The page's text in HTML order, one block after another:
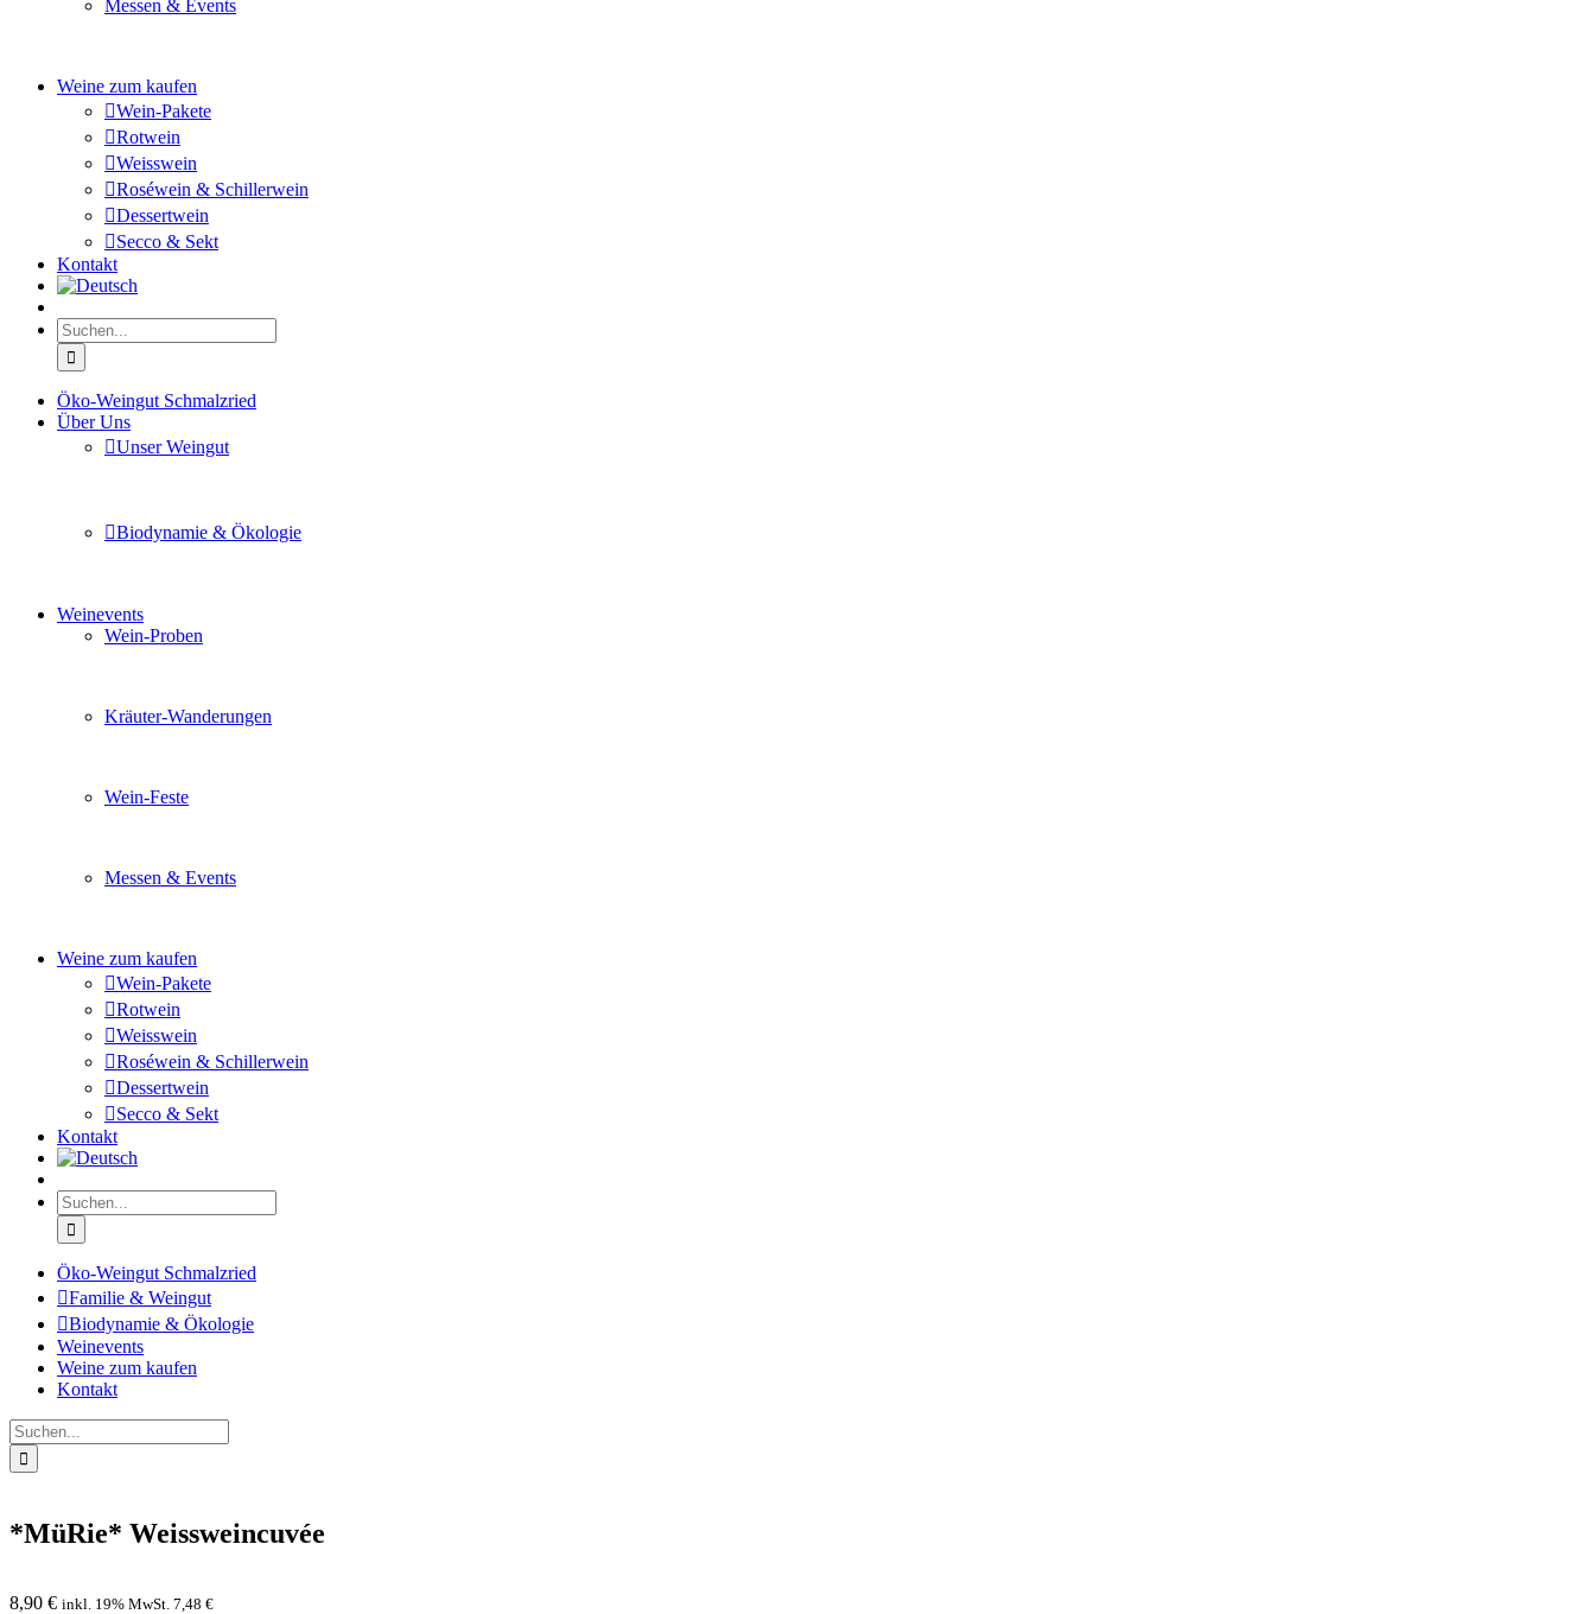
Messen & Events
Weine zum kaufen
Wein-Pakete
Rotwein
Weisswein
Roséwein & Schillerwein
Dessertwein
Secco & Sekt
Kontakt
Suche
nach:
Öko-Weingut Schmalzried
Über Uns
Unser Weingut
Biodynamie & Ökologie
Weinevents
Wein-Proben
Kräuter-Wanderungen
Wein-Feste
Messen & Events
Weine zum kaufen
Wein-Pakete
Rotwein
Weisswein
Roséwein & Schillerwein
Dessertwein
Secco & Sekt
Kontakt
Suche
nach:
Öko-Weingut Schmalzried
Familie & Weingut
Biodynamie & Ökologie
Weinevents
Weine zum kaufen
Kontakt
Suche
nach:
*MüRie* Weissweincuvée
8,90 € inkl. 19% MwSt. 7,48 €